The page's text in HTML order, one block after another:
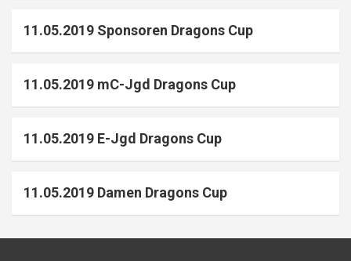
11.05.2019 Sponsoren Dragons Cup
11.05.2019 mC-Jgd Dragons Cup
11.05.2019 E-Jgd Dragons Cup
11.05.2019 Damen Dragons Cup